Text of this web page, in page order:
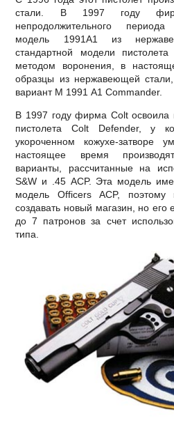
стали. В 1997 году
непродолжительного
модель 1991А1 из
стандартной модели
методом воронения, в
образцы из нержавеющей
вариант М 1991 А1 Commander.
В 1997 году фирма Colt освоила
пистолета Colt Defender, у
укороченном кожухе-
настоящее время
варианты, рассчитанные на
S&W и .45 АCP. Эта модель
модель Officers ACP, поэтому
создавать новый магазин, но его
до 7 патронов за счет
типа.